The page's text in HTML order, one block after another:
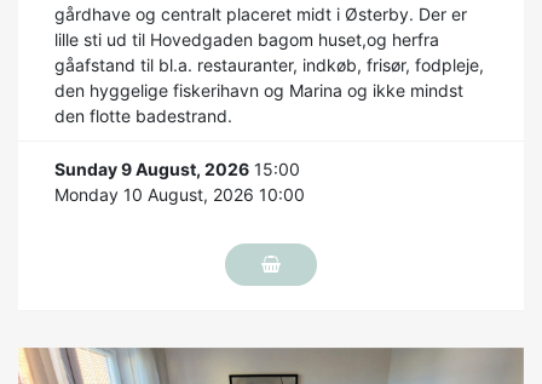
gårdhave og centralt placeret midt i Østerby. Der er
lille sti ud til Hovedgaden bagom huset,og herfra
gåafstand til bl.a. restauranter, indkøb, frisør, fodpleje,
den hyggelige fiskerihavn og Marina og ikke mindst
den flotte badestrand.
Sunday 9 August, 2026 15:00
Monday 10 August, 2026 10:00